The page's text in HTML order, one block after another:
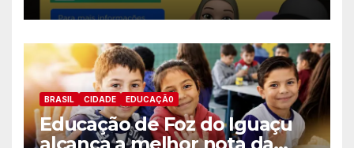
BRASIL CIDADE EDUCAÇÃ0
Educação de Foz do Iguaçu